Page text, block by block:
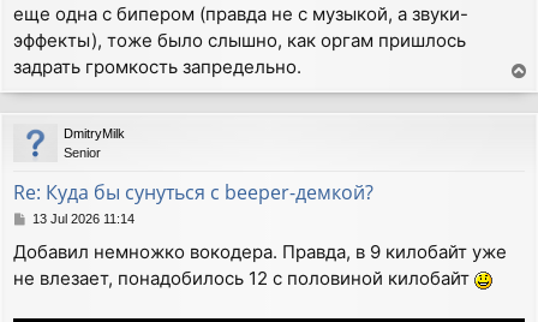
еще одна с бипером (правда не с музыкой, а звуки-
эффекты), тоже было слышно, как оргам пришлось
задрать громкость запредельно.
o
p
DmitryMilk
Senior
Re: Куда бы сунуться с beeper-демкой?
P
s
t
13 Jul 2026 11:14
Добавил немножко вокодера. Правда, в 9 килобайт уже
не влезает, понадобилось 12 с половиной килобайт